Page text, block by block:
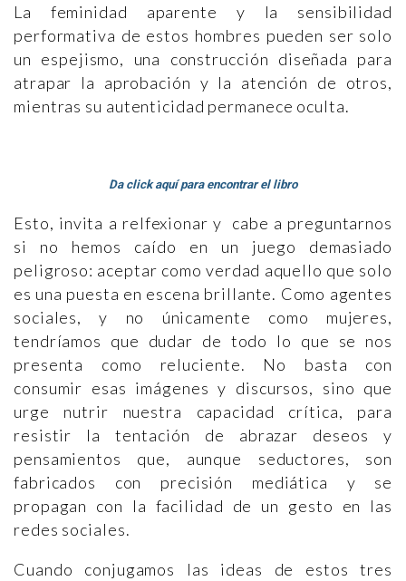
La feminidad aparente y la sensibilidad
performativa de estos hombres pueden ser solo
un espejismo, una construcción diseñada para
atrapar la aprobación y la atención de otros,
mientras su autenticidad permanece oculta.
Da click aquí para encontrar el libro
Esto, invita a relfexionar y cabe a preguntarnos
si no hemos caído en un juego demasiado
peligroso: aceptar como verdad aquello que solo
es una puesta en escena brillante. Como agentes
sociales, y no únicamente como mujeres,
tendríamos que dudar de todo lo que se nos
presenta como reluciente. No basta con
consumir esas imágenes y discursos, sino que
urge nutrir nuestra capacidad crítica, para
resistir la tentación de abrazar deseos y
pensamientos que, aunque seductores, son
fabricados con precisión mediática y se
propagan con la facilidad de un gesto en las
redes sociales.
Cuando conjugamos las ideas de estos tres